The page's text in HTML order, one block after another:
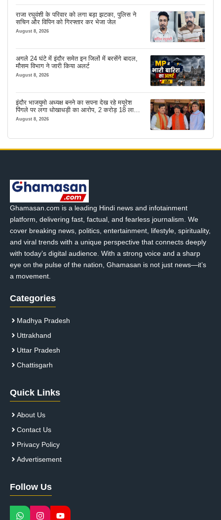
राजा रघुवंशी के परिवार को लगा बड़ा झटका, पुलिस ने
सचिन और विपिन को गिरफ्तार कर भेजा जेल
August 8, 2026
अगले 24 घंटे में इंदौर समेत इन जिलों में बरसेंगे बादल,
मौसम विभाग ने जारी किया अलर्ट
August 8, 2026
इंदौर भाजयुमो अध्यक्ष बनने का सपना देख रहे मयूरेश
पिंगले पर लगा धोखाधड़ी का आरोप, 2 करोड़ 18 लाख
लेने के बाद भी नहीं दिया जमीन का कब्जा
August 8, 2026
Ghamasan.com is a leading Hindi news and infotainment
platform, delivering fast, factual, and fearless journalism. We
cover breaking news, politics, entertainment, lifestyle, spirituality,
and viral trends with a unique perspective that connects deeply
with today’s digital audience. With a strong voice and a sharp
eye on the pulse of the nation, Ghamasan is not just news—it’s
a movement.
Categories
Madhya Pradesh
Uttrakhand
Uttar Pradesh
Chattisgarh
Quick Links
About Us
Contact Us
Privacy Policy
Advertisement
Follow Us